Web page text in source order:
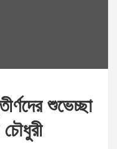
শুভেচ্ছা